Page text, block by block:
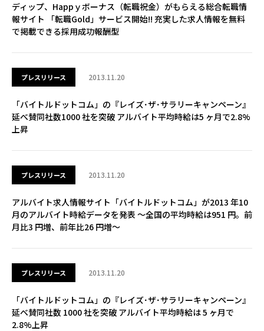
ディップ、Happｙボーナス（転職祝金）がもらえる総合転職情
報サイト 「転職Gold」サービス開始!! 充実した求人情報を無料
で掲載できる採用成功報酬型
プレスリリース 2013.11.20
「バイトルドットコム」の『レイズ･ザ･サラリーキャンペーン』
延べ賛同社数1000 社を突破 アルバイト平均時給は5 ヶ月で2.8%
上昇
プレスリリース 2013.11.20
アルバイト求人情報サイト「バイトルドットコム」が2013 年10
月のアルバイト時給データを発表 ～全国の平均時給は951 円。前
月比3 円増、前年比26 円増～
プレスリリース 2013.11.20
「バイトルドットコム」の『レイズ･ザ･サラリーキャンペーン』
延べ賛同社数 1000 社を突破 アルバイト平均時給は 5 ヶ月で
2.8%上昇